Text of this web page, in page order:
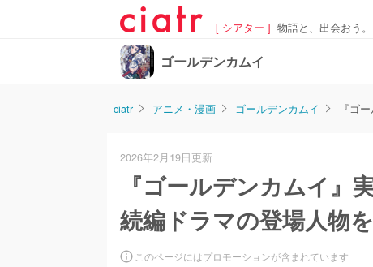
[ シアター ] 物語と、出会おう。
ゴールデンカムイ
ciatr アニメ・漫画 ゴールデンカムイ 『ゴ
2026年2月19日更新
『ゴールデンカムイ』
続編ドラマの登場人物
このページにはプロモーションが含まれています